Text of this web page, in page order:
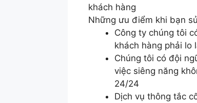
khách hàng
Những ưu điểm khi bạn
Công ty chúng tôi
khách hàng phải lo
Chúng tôi có đội
việc siêng năng
24/24
Dịch vụ thông tắc